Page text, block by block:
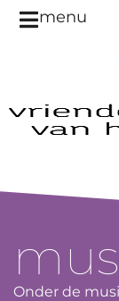
menu
Onder de